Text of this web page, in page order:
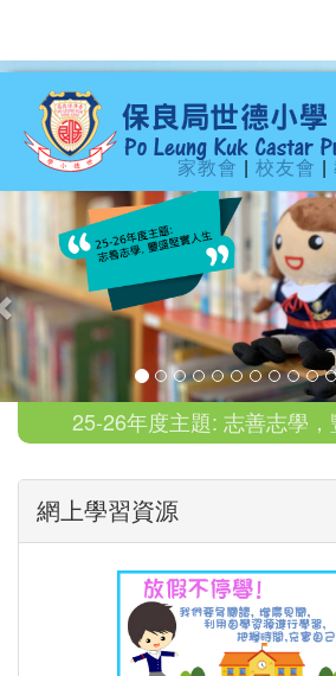
家教會 | 校友會 |
25-26年度主題: 志善志學
網上學習資源